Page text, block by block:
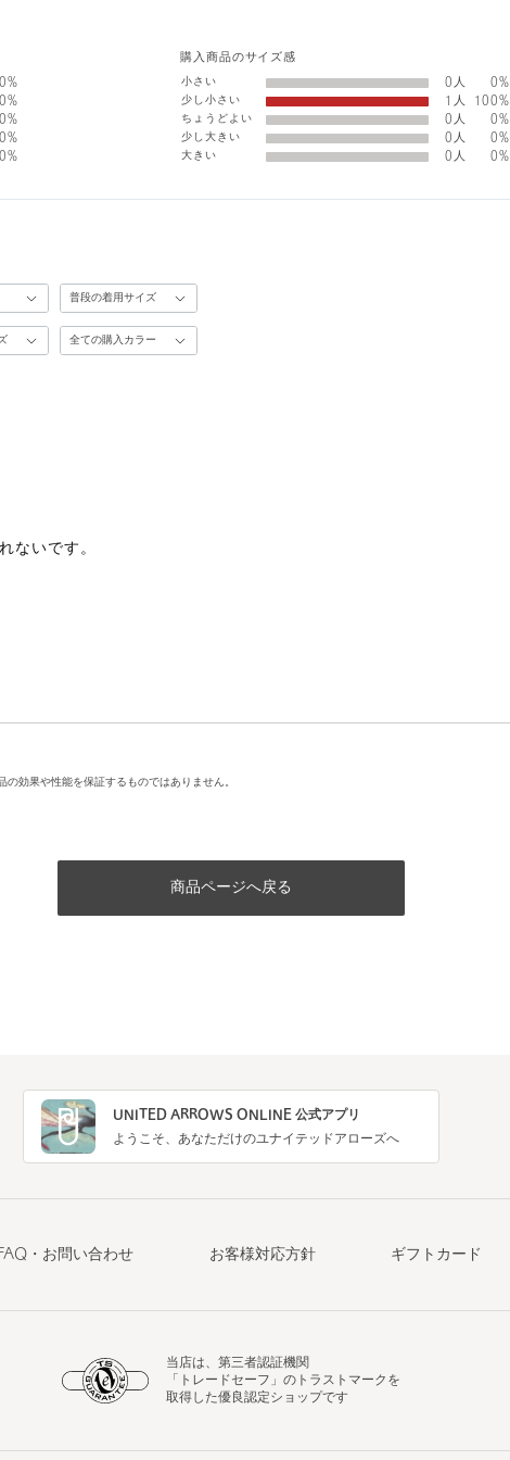
0%
0%
0%
0%
購入商品のサイズ感
小さい
0人
0%
少し小さい
1人
100%
ちょうどよい
0人
0%
少し大きい
0人
0%
大きい
0人 0%
ないです。
効果や性能を保証するものではありません。
商品ページへ戻る
UNITED ARROWS ONLINE 公式アプリ
ようこそ、あなただけのユナイテッドアローズへ
・お問い合わせ お客様対応方針 ギフトカード
当店は、第三者認証機関
「トレードセーフ」のトラストマークを
取得した優良認定ショップです